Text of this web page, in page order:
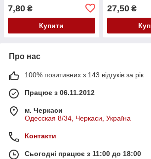
7,80 ₴
Купити
27,50₴
Про нас
100% позитивних з 143 відгуків за рік
Працює з 06.11.2012
м. Черкаси
Одесская 8/34, Черкаси, Україна
Контакти
Сьогодні працює з 11:00 до 18:00